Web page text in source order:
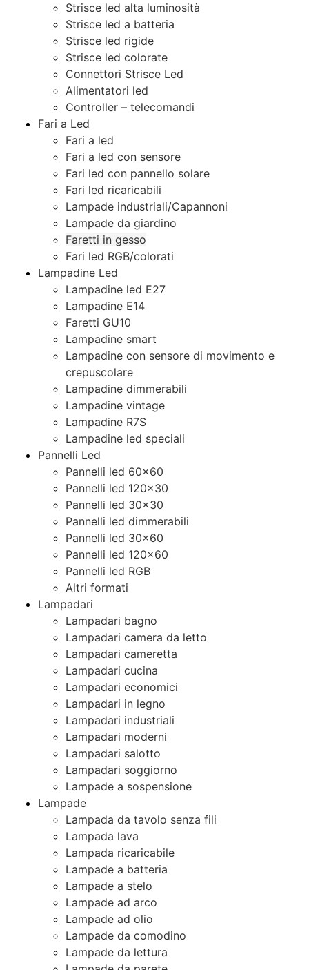
Strisce led alta luminosità
Strisce led a batteria
Strisce led rigide
Strisce led colorate
Connettori Strisce Led
Alimentatori led
Controller – telecomandi
Fari a Led
Fari a led
Fari a led con sensore
Fari led con pannello solare
Fari led ricaricabili
Lampade industriali/Capannoni
Lampade da giardino
Faretti in gesso
Fari led RGB/colorati
Lampadine Led
Lampadine led E27
Lampadine E14
Faretti GU10
Lampadine smart
Lampadine con sensore di movimento e
crepuscolare
Lampadine dimmerabili
Lampadine vintage
Lampadine R7S
Lampadine led speciali
Pannelli Led
Pannelli led 60×60
Pannelli led 120×30
Pannelli led 30×30
Pannelli led dimmerabili
Pannelli led 30×60
Pannelli led 120×60
Pannelli led RGB
Altri formati
Lampadari
Lampadari bagno
Lampadari camera da letto
Lampadari cameretta
Lampadari cucina
Lampadari economici
Lampadari in legno
Lampadari industriali
Lampadari moderni
Lampadari salotto
Lampadari soggiorno
Lampade a sospensione
Lampade
Lampada da tavolo senza fili
Lampada lava
Lampada ricaricabile
Lampade a batteria
Lampade a stelo
Lampade ad arco
Lampade ad olio
Lampade da comodino
Lampade da lettura